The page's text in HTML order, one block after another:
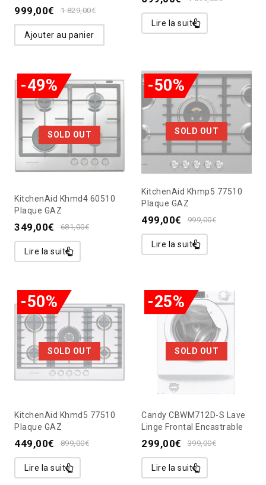
1 829,00€
999,00€
Ajouter au panier
Lire la suite
SOLD OUT
-49%
KitchenAid Khmd4 60510
Plaque GAZ
681,00€
349,00€
Lire la suite
SOLD OUT
-50%
KitchenAid Khmp5 77510
Plaque GAZ
999,00€
499,00€
Lire la suite
SOLD OUT
-50%
KitchenAid Khmd5 77510
Plaque GAZ
899,00€
449,00€
Lire la suite
SOLD OUT
-25%
Candy CBWM712D-S Lave
Linge Frontal Encastrable
399,00€
299,00€
Lire la suite